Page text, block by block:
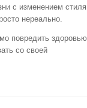
с изменением
нереально.
повредить здоровью
со своей